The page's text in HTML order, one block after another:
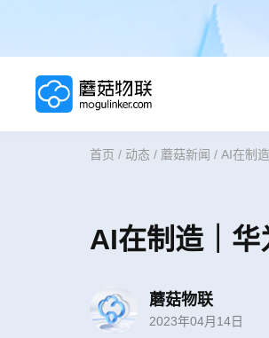
首页 / 动态 / 蘑菇新闻 / AI在制
AI在制造｜
蘑菇物联
2023年04月14日